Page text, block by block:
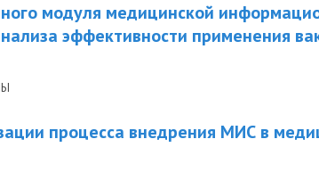
модуля медицинской
эффективности применения
процесса внедрения МИС в